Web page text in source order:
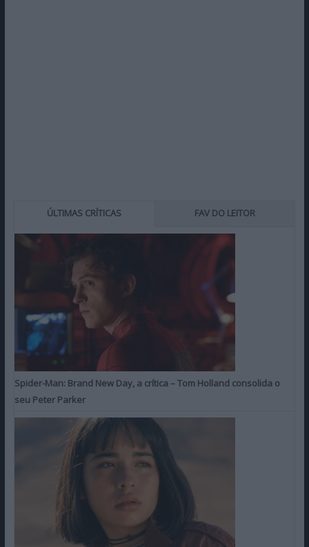
ÚLTIMAS CRÍTICAS FAV DO LEITOR
Spider-Man: Brand New Day, a crítica – Tom Holland consolida o
seu Peter Parker